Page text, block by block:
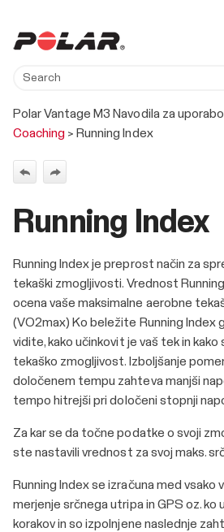
Skip To Main
Polar Vantage M3 Navodila za
Coaching > Running Index
Running Index
Running Index je preprost način za
tekaški zmogljivosti. Vrednost
ocena vaše maksimalne aerobne
(VO2max) Ko beležite Running Index
vidite, kako učinkovit je vaš tek in
tekaško zmogljivost. Izboljšanje
določenem tempu zahteva manjši
tempo hitrejši pri določeni stopnji
Za kar se da točne podatke o svoji
ste nastavili vrednost za svoj maks.
Running Index se izračuna med vsako
merjenje srčnega utripa in GPS oz. ko
korakov inso izpolnjene naslednje